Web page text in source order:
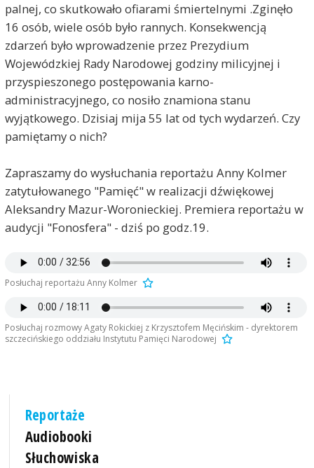
palnej, co skutkowało ofiarami śmiertelnymi .Zginęło
16 osób, wiele osób było rannych. Konsekwencją
zdarzeń było wprowadzenie przez Prezydium
Wojewódzkiej Rady Narodowej godziny milicyjnej i
przyspieszonego postępowania karno-
administracyjnego, co nosiło znamiona stanu
wyjątkowego. Dzisiaj mija 55 lat od tych wydarzeń. Czy
pamiętamy o nich?
Zapraszamy do wysłuchania reportażu Anny Kolmer
zatytułowanego "Pamięć" w realizacji dźwiękowej
Aleksandry Mazur-Woronieckiej. Premiera reportażu w
audycji "Fonosfera" - dziś po godz.19.
Posłuchaj reportażu Anny Kolmer
Posłuchaj rozmowy Agaty Rokickiej z Krzysztofem Męcińskim - dyrektorem
szczecińskiego oddziału Instytutu Pamięci Narodowej
Reportaże
Audiobooki
Słuchowiska